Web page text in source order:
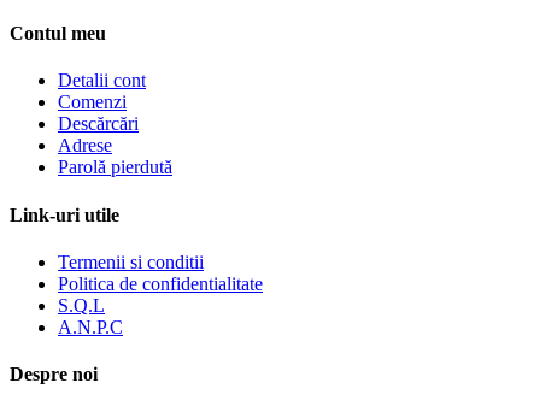
Contul meu
Detalii cont
Comenzi
Descărcări
Adrese
Parolă pierdută
Link-uri utile
Termenii si conditii
Politica de confidentialitate
S.Q.L
A.N.P.C
Despre noi